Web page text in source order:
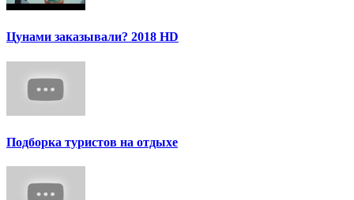
Цунами заказывали? 2018 HD
Подборка туристов на отдыхе